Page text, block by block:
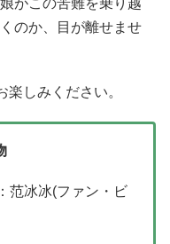
がこの苦難を乗り越
のか、目が離せませ
楽しみください。
范冰冰(ファン・ビ